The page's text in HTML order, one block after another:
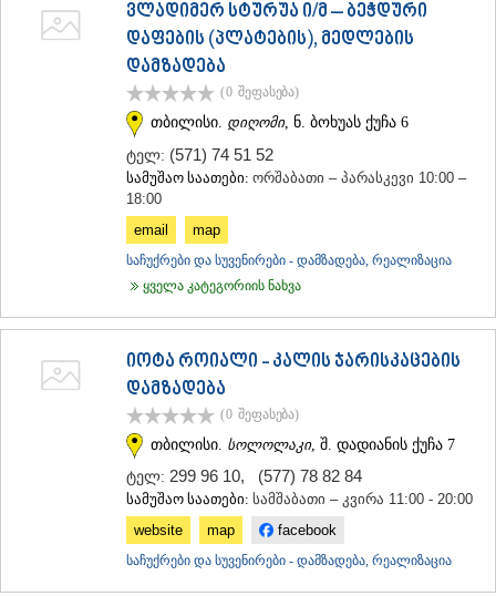
ᲡᲐᲩᲮᲔᲠᲔ
ᲢᲧᲘᲑᲣᲚᲘ
ᲓᲔᲓᲝᲤᲚᲘᲡᲬᲧᲐᲠᲝ
ᲡᲘᲦᲜᲐᲦᲘ
ᲬᲜᲝᲠᲘ
ᲛᲪᲮᲔᲗᲐ–ᲛᲗᲘᲐᲜᲔᲗᲘ
ᲡᲢᲔᲤᲐᲜᲬᲛᲘᲜᲓᲐ (ᲧᲐᲖᲑᲔᲒᲘ)
ᲠᲐᲭᲐ-ᲚᲔᲩᲮᲣᲛᲘ/ᲥᲕᲔᲛᲝ ᲡᲕᲐᲜᲔᲗᲘ
ვლადიმერ სტურუა ი/მ – ბეჭდური
დაფების (პლატების), მედლების
დამზადება
(0 შეფასება)
თბილისი. დიღომი, ნ. ბოხუას ქუჩა 6
ტელ: (571) 74 51 52
სამუშაო საათები: ორშაბათი – პარასკევი 10:00 –
18:00
email
map
საჩუქრები და სუვენირები - დამზადება, რეალიზაცია
ყველა კატეგორიის ნახვა
იოტა როიალი - კალის ჯარისკაცების
დამზადება
(0 შეფასება)
თბილისი. სოლოლაკი, შ. დადიანის ქუჩა 7
ტელ: 299 96 10, (577) 78 82 84
სამუშაო საათები: სამშაბათი – კვირა 11:00 - 20:00
website
map facebook
საჩუქრები და სუვენირები - დამზადება, რეალიზაცია